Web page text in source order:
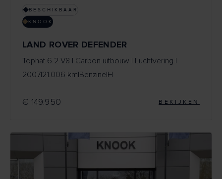
BESCHIKBAAR
KNOOK
LAND ROVER DEFENDER
Tophat 6.2 V8 | Carbon uitbouw | Luchtvering |
2007|21.006 km|Benzine|H
€ 149.950 BEKIJKEN